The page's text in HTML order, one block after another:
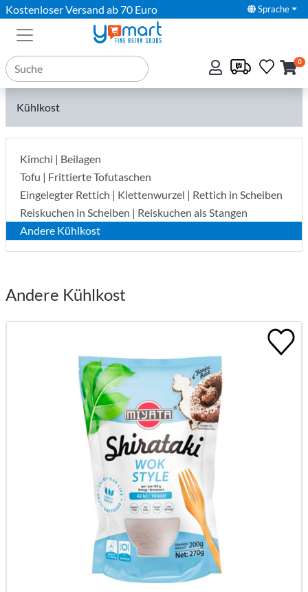
Kostenloser Versand ab 70 Euro Sprache
0
Kühlkost
Kimchi | Beilagen
Tofu | Frittierte Tofutaschen
Eingelegter Rettich | Klettenwurzel | Rettich in Scheiben
Reiskuchen in Scheiben | Reiskuchen als Stangen
Andere Kühlkost
Andere Kühlkost